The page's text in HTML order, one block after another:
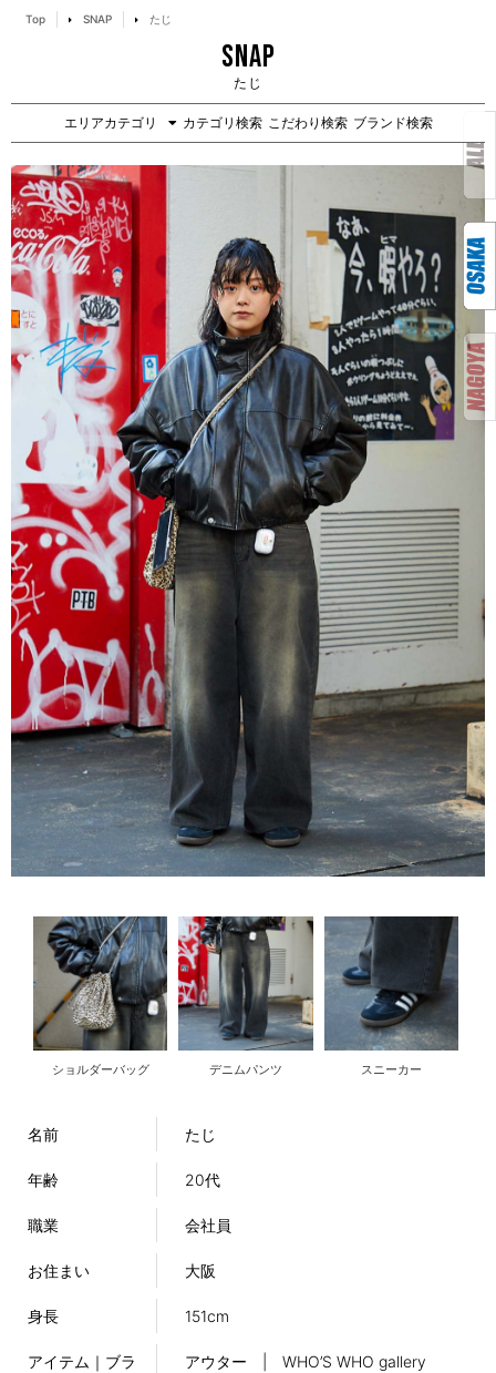
Top SNAP たじ
SNAP
たじ
エリアカテゴリ カテゴリ検索 こだわり検索 ブランド検索
ショルダーバッグ デニムパンツ スニーカー
名前 たじ
年齢 20代
職業 会社員
お住まい 大阪
身長 151cm
アイテム｜ブラ
アウター | WHO’S WHO gallery